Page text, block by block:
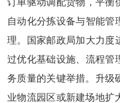
订单驱动调配货物，平衡
自动化分拣设备与智能管
理。国家邮政局加大力度
过优化基础设施、流程管
务质量的关键举措。升级
业物流园区或新建场地扩